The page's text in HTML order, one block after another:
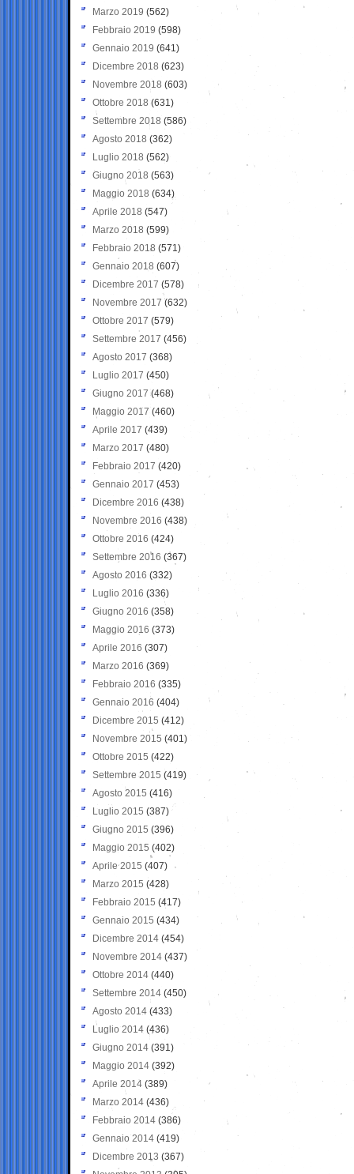
Marzo 2019 (562)
Febbraio 2019 (598)
Gennaio 2019 (641)
Dicembre 2018 (623)
Novembre 2018 (603)
Ottobre 2018 (631)
Settembre 2018 (586)
Agosto 2018 (362)
Luglio 2018 (562)
Giugno 2018 (563)
Maggio 2018 (634)
Aprile 2018 (547)
Marzo 2018 (599)
Febbraio 2018 (571)
Gennaio 2018 (607)
Dicembre 2017 (578)
Novembre 2017 (632)
Ottobre 2017 (579)
Settembre 2017 (456)
Agosto 2017 (368)
Luglio 2017 (450)
Giugno 2017 (468)
Maggio 2017 (460)
Aprile 2017 (439)
Marzo 2017 (480)
Febbraio 2017 (420)
Gennaio 2017 (453)
Dicembre 2016 (438)
Novembre 2016 (438)
Ottobre 2016 (424)
Settembre 2016 (367)
Agosto 2016 (332)
Luglio 2016 (336)
Giugno 2016 (358)
Maggio 2016 (373)
Aprile 2016 (307)
Marzo 2016 (369)
Febbraio 2016 (335)
Gennaio 2016 (404)
Dicembre 2015 (412)
Novembre 2015 (401)
Ottobre 2015 (422)
Settembre 2015 (419)
Agosto 2015 (416)
Luglio 2015 (387)
Giugno 2015 (396)
Maggio 2015 (402)
Aprile 2015 (407)
Marzo 2015 (428)
Febbraio 2015 (417)
Gennaio 2015 (434)
Dicembre 2014 (454)
Novembre 2014 (437)
Ottobre 2014 (440)
Settembre 2014 (450)
Agosto 2014 (433)
Luglio 2014 (436)
Giugno 2014 (391)
Maggio 2014 (392)
Aprile 2014 (389)
Marzo 2014 (436)
Febbraio 2014 (386)
Gennaio 2014 (419)
Dicembre 2013 (367)